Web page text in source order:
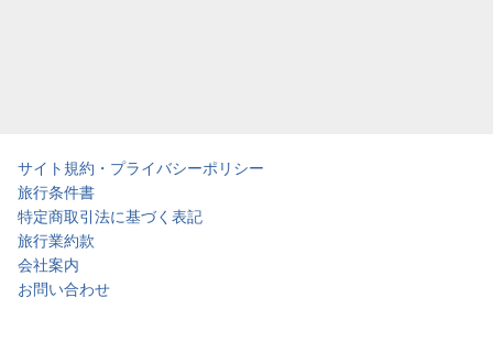
サイト規約・プライバシーポリシー
旅行条件書
特定商取引法に基づく表記
旅行業約款
会社案内
お問い合わせ